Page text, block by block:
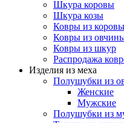
Шкура коровы
Шкура козы
Ковры из
Ковры из
Ковры из шкур
Распродажа
Изделия из меха
Полушубки из
Женские
Мужские
Полушубки из